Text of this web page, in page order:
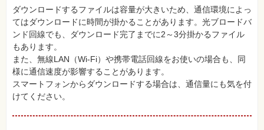
ダウンロードするファイルは容量が大きいため、通信環境によっ
てはダウンロードに時間が掛かることがあります。光ブロードバ
ンド回線でも、ダウンロード完了までに2～3分掛かるファイル
もあります。
また、無線LAN（Wi-Fi）や携帯電話回線をお使いの場合も、同
様に通信速度が影響することがあります。
スマートフォンからダウンロードする場合は、通信量にも気を付
けてください。